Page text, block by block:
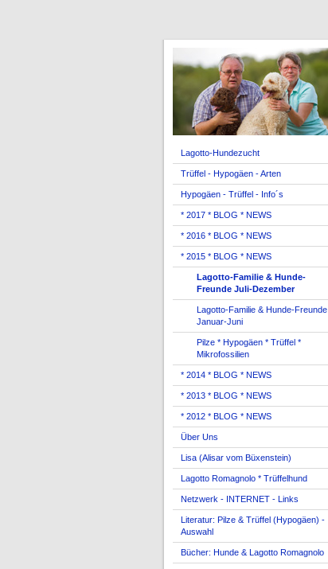
Lagotto-Hundezucht
Trüffel - Hypogäen - Arten
Hypogäen - Trüffel - Info´s
* 2017 * BLOG * NEWS
* 2016 * BLOG * NEWS
* 2015 * BLOG * NEWS
Lagotto-Familie & Hunde-
Freunde Juli-Dezember
Lagotto-Familie & Hunde-Freunde
Januar-Juni
Pilze * Hypogäen * Trüffel *
Mikrofossilien
* 2014 * BLOG * NEWS
* 2013 * BLOG * NEWS
* 2012 * BLOG * NEWS
Über Uns
Lisa (Alisar vom Büxenstein)
Lagotto Romagnolo * Trüffelhund
Netzwerk - INTERNET - Links
Literatur: Pilze & Trüffel (Hypogäen) -
Auswahl
Bücher: Hunde & Lagotto Romagnolo